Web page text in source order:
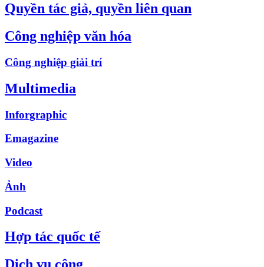
Quyền tác giả, quyền liên quan
Công nghiệp văn hóa
Công nghiệp giải trí
Multimedia
Inforgraphic
Emagazine
Video
Ảnh
Podcast
Hợp tác quốc tế